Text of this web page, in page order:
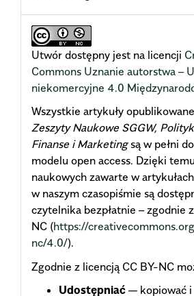
Utwór dostępny jest na licencji
Commons Uznanie autorstwa –
niekomercyjne 4.0
Wszystkie artykuły
Zeszyty Naukowe SGGW,
Finanse i Marketingsą w pełni
modelu open access. Dzięki
naukowych zawarte w
w naszym czasopiśmie są
czytelnika bezpłatnie – zgodnie
NC (https://
nc/4.0/).
Zgodnie z licencją CC BY-NC
Udostępniać — kopiować i